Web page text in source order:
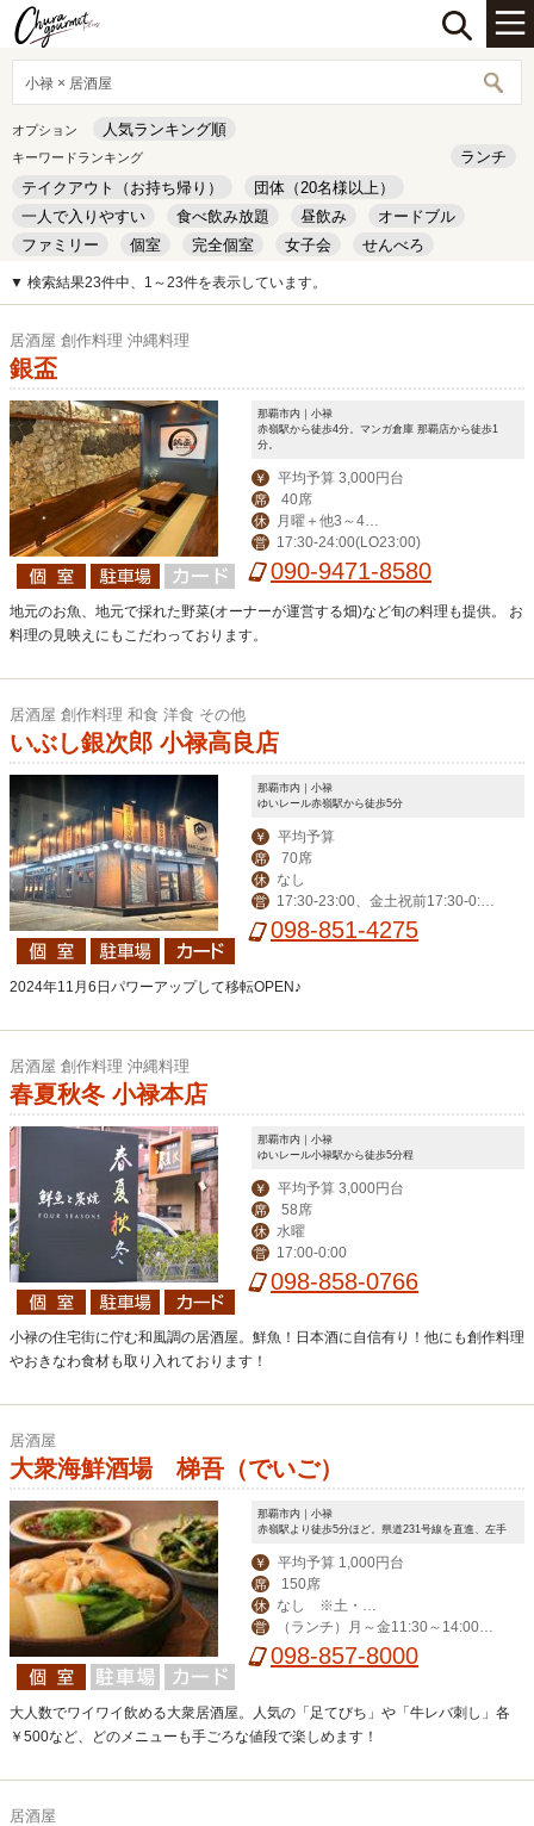
小禄 × 居酒屋
オプション 人気ランキング順
キーワードランキング
ランチ
テイクアウト（お持ち帰り）
団体（20名様以上）
一人で入りやすい
食べ飲み放題 昼飲み
オードブル
ファミリー
個室 完全個室 女子会
せんべろ
キッズルーム
安い デート
▼ 検索結果23件中、1～23件を表示しています。
居酒屋 創作料理 沖縄料理
銀盃
那覇市内｜小禄
赤嶺駅から徒歩4分。マンガ倉庫 那覇店から徒歩1
分。
￥ 平均予算 3,000円台
席 40席
休
変動でお休み
営 17:30-24:00(LO23:00)
090-9471-8580
地元のお魚、地元で採れた野菜(オーナーが運営する畑)など旬の料理も提供。 お
料理の見映えにもこだわっております。
居酒屋 創作料理 和食 洋食 その他
いぶし銀次郎 小禄高良店
那覇市内｜小禄
ゆいレール赤嶺駅から徒歩5分
￥ 平均予算
席 70席
休 なし
営
17:30-23:00、金土祝前17:30-0:0
0
098-851-4275
2024年11月6日パワーアップして移転OPEN♪
居酒屋 創作料理 沖縄料理
春夏秋冬 小禄本店
那覇市内｜小禄
ゆいレール小禄駅から徒歩5分程
￥ 平均予算 3,000円台
席 58席
休 水曜
営 17:00-0:00
098-858-0766
小禄の住宅街に佇む和風調の居酒屋。鮮魚！日本酒に自信有り！他にも創作料理
やおきなわ食材も取り入れております！
居酒屋
大衆海鮮酒場 梯吾（でいご）
那覇市内｜小禄
赤嶺駅より徒歩5分ほど。県道231号線を直進、左手
￥ 平均予算 1,000円台
席 150席
休
曜はランチタイムの
営業なし
営
（ランチ）月～金11:30～14:00
（ディナー）日～木17:00～翌1:00（L
098-857-8000
大人数でワイワイ飲める大衆居酒屋。人気の「足てびち」や「牛レバ刺し」各
￥500など、どのメニューも手ごろな値段で楽しめます！
居酒屋